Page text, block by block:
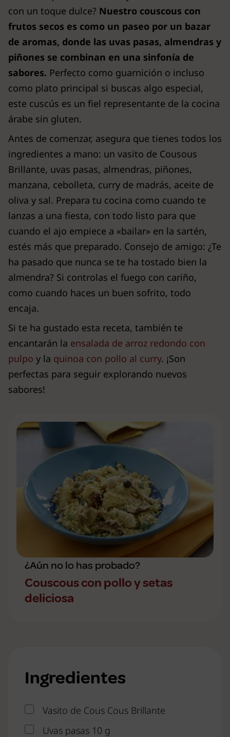
con un toque dulce? Nuestro couscous con
frutos secos es como un paseo por un bazar
de aromas, donde las uvas pasas, almendras y
piñones se combinan en una sinfonía de
sabores. Perfecto como guarnición o incluso
como plato principal si buscas algo especial,
este cuscús es un fiel representante de la cocina
árabe sin gluten.
Antes de comenzar, asegura que tienes todos los
ingredientes a mano: un vasito de Cousous
Brillante, uvas pasas, almendras, piñones,
manzana, cebolleta, curry de madrás, aceite de
oliva y sal. Prepara tu cocina como cuando te
lanzas a una fiesta, con todo listo para que
cuando el ajo empiece a «bailar» en la sartén,
estés más que preparado. Consejo de amigo: ¿Te
ha pasado que nunca se te ha tostado bien la
almendra? Si controlas el fuego con cariño,
como cuando haces un buen sofrito, todo
encaja.
Si te ha gustado esta receta, también te
encantarán la ensalada de arroz redondo con
pulpo y la quinoa con pollo al curry. ¡Son
perfectas para seguir explorando nuevos
sabores!
¿Aún no lo has probado?
Couscous con pollo y setas
deliciosa
Ingredientes
Vasito de Cous Cous Brillante
Uvas pasas 10 g